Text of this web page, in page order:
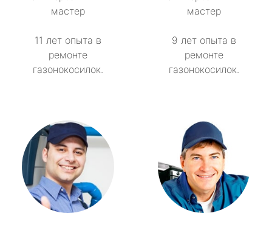
мастер
11 лет опыта в
ремонте
газонокосилок.
мастер
9 лет опыта в
ремонте
газонокосилок.